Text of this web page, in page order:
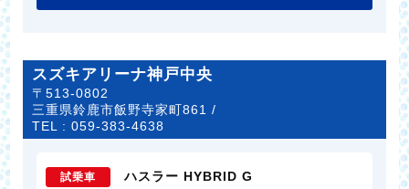
スズキアリーナ神戸中央
〒513-0802
三重県鈴鹿市飯野寺家町861 /
TEL :059-383-4638
試乗車 ハスラー HYBRID G